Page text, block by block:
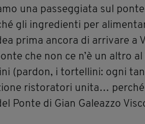
una passeggiata sul
gli ingredienti per
prima ancora di arrivare a
che non ce n’è un altro
(pardon, i tortellini: ogni
ristoratori unita…
Ponte di Gian Galeazzo